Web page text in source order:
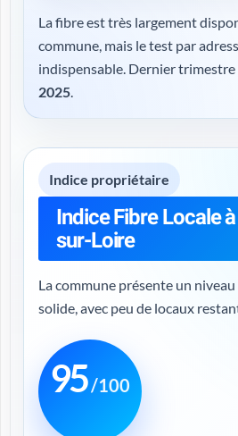
La fibre est très largement
commune, mais le test par
indispensable. Dernier
2025.
Indice propriétaire
Indice Fibre Locale
sur-Loire
La commune présente un
solide, avec peu de locaux
95/100